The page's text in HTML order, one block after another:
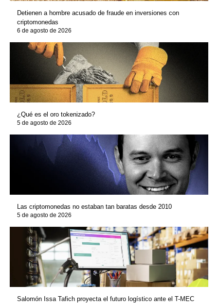
Detienen a hombre acusado de fraude en inversiones con
criptomonedas
6 de agosto de 2026
¿Qué es el oro tokenizado?
5 de agosto de 2026
Las criptomonedas no estaban tan baratas desde 2010
5 de agosto de 2026
Salomón Issa Tafich proyecta el futuro logístico ante el T-MEC